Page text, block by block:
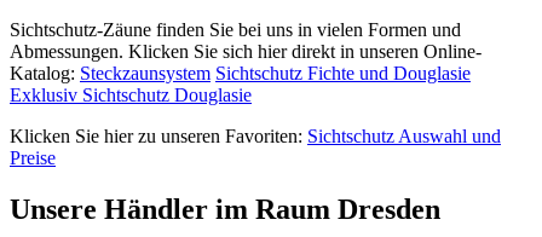
Sichtschutz-Zäune finden Sie bei uns in vielen Formen und
Abmessungen. Klicken Sie sich hier direkt in unseren Online-
Katalog: Steckzaunsystem Sichtschutz Fichte und Douglasie
Exklusiv Sichtschutz Douglasie
Klicken Sie hier zu unseren Favoriten: Sichtschutz Auswahl und
Preise
Unsere Händler im Raum Dresden